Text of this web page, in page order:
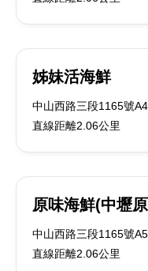
姊妹活海鮮
中山西路三段1165號
直線距離2.06公里
原味海鮮(中壢
中山西路三段1165號
直線距離2.06公里